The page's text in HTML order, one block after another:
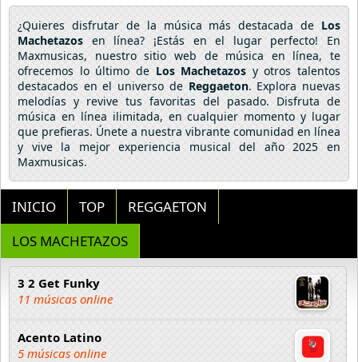
¿Quieres disfrutar de la música más destacada de Los
Machetazos en línea? ¡Estás en el lugar perfecto! En
Maxmusicas, nuestro sitio web de música en línea, te
ofrecemos lo último de Los Machetazos y otros talentos
destacados en el universo de Reggaeton. Explora nuevas
melodías y revive tus favoritas del pasado. Disfruta de
música en línea ilimitada, en cualquier momento y lugar
que prefieras. Únete a nuestra vibrante comunidad en línea
y vive la mejor experiencia musical del año 2025 en
Maxmusicas.
INICIO TOP
REGGAETON
LOS MACHETAZOS
3 2 Get Funky
11 músicas online
Acento Latino
5 músicas online